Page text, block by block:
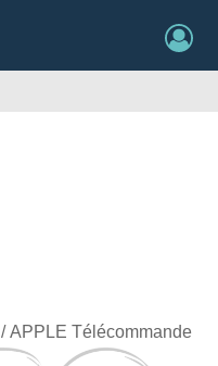
/ APPLE Télécommande